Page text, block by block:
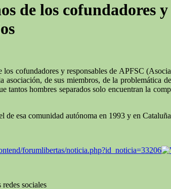
de los cofundadores
cofundadores y responsables de APFSC
asociación, de sus miembros, de la problemática
tantos hombres separados solo encuentran la
de esa comunidad autónoma en 1993 y en
forumlibertas/noticia.php?id_noticia=33206
sociales